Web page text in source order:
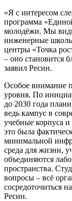
«Я с интересом
программа
молодёжи. Мы
инженерные
центры «Точка
– оно становится
заявил Ресин.
Особое внимание
уровня. По
до 2030 года
ведь кампус в
учебные корпуса
это была
минимальной
среда для жизни,
объединяются
пространства.
вопросы – всё
сосредоточиться
Ресин.